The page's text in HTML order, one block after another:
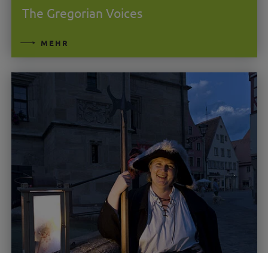
The Gregorian Voices
MEHR